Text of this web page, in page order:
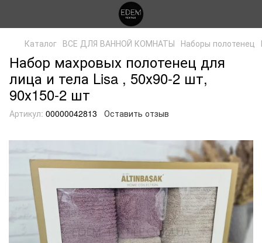
Каталог ВСЕ ДЛЯ ВАННОЙ КОМНАТЫ Наборы полотенец
Набор махровых полотенец для
лица и тела Lisa , 50х90-2 шт,
90х150-2 шт
Артикул: 00000042813 Оставить отзыв